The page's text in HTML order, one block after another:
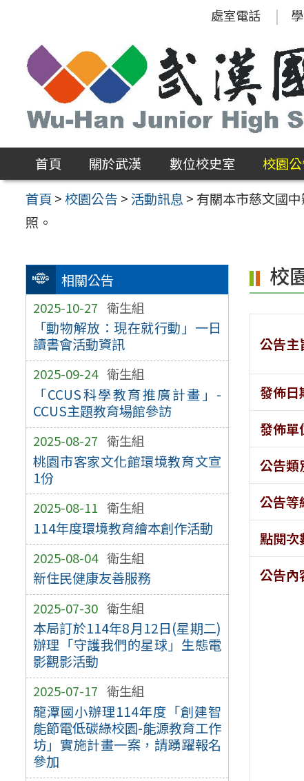
區
處室電話
首頁 關於武漢 數位校史室 校園
首頁 >校園公告 > 活動訊息 > 有關本市慈文國
照。
相關公告
2025-10-27 衛生組
「動物解放：現在就行動」一日
讀書會活動資訊
2025-09-24 衛生組
「CCUS科學教育推廣計畫」-
CCUS主題教育場館參訪
2025-08-27 衛生組
桃園市客家文化館環境教育文宣
1份
2025-08-11 衛生組
114年度環境教育繪本創作活動
2025-08-04 衛生組
新住民健康友善服務
2025-07-30 衛生組
本局訂於114年8月12日(星期二)
辦理「守護我們的星球」生態電
影觀影活動
2025-07-17 衛生組
龍潭國小辦理114年度「創建智
能節電低碳綠校園-能源教育工作
坊」實施計畫一案，請踴躍報名
參加
校
公告主
發佈日
發佈單
公告類
公告等
點閱次
公告內